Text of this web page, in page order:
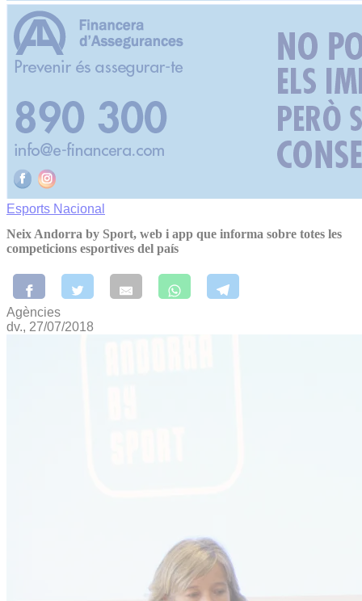
Esports Nacional
Neix Andorra by Sport, web i app que informa sobre totes les
competicions esportives del país
Agències
dv., 27/07/2018